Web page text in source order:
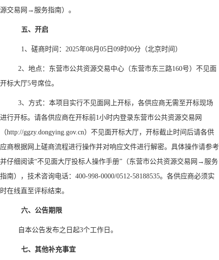
源交易网→服务指南）。
五、开启
1、磋商时间：2025年08月05日09时00分（北京时间）
2、地点：东营市公共资源交易中心（东营市东三路160号）不见面
开标大厅5号席位。
3、方式：本项目实行不见面网上开标，各供应商无需至开标现场
进行开标。请各供应商在开标前1小时内登录东营市公共资源交易网
（http://ggzy.dongying.gov.cn）不见面开标大厅，开标截止时间后请各供
应商根据网上磋商流程进行操作并对响应文件进行解密。具体操作请参考
并仔细阅读“不见面大厅投标人操作手册”（东营市公共资源交易网→服务
指南），技术咨询电话：400-998-0000/0512-58188535。各供应商必须实
时在线直至评标结束。
六、公告期限
自本公告发布之日起3个工作日。
七、其他补充事宜